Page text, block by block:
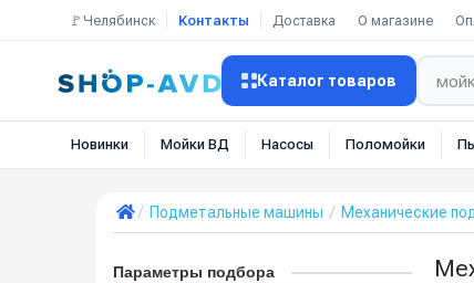
🚩Челябинск Контакты Доставка О магазине
Каталог товаров
Новинки Мойки ВД Насосы Поломойки
Подметальные машины Механические
Параметры подбора